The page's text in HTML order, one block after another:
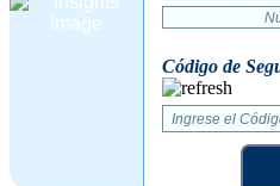
Código de